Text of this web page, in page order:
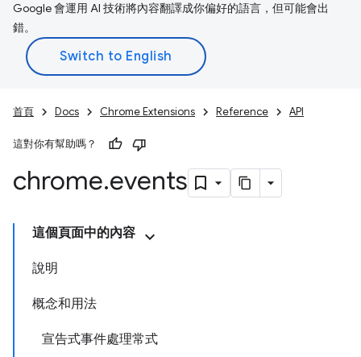
Google 會運用 AI 技術將內容翻譯成你偏好的語言，但可能會出
錯。
首頁 Docs Chrome Extensions Reference API
這對你有幫助嗎？
chrome.events
這個頁面中的內容
說明
概念和用法
宣告式事件處理常式